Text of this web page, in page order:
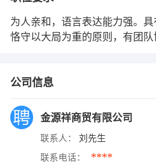
为人亲和，语言表达能力强。
恪守以大局为重的原则，有团队
公司信息
金源祥商贸有限公司
联系人： 刘先生
联系电话： ****